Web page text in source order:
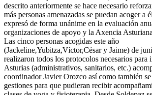
descrito anteriormente se hace necesario
más personas amenazadas se puedan acoger a
expresó de forma unánime en la evaluación
organizaciones de apoyo y la Axencia
Las cinco personas acogidas este año
(Jackeline,Yubitza,Víctor,César y Jaime) de
realizaron todos los protocolos necesarios para
Asturias (administrativos, sanitarios, etc.)
coordinador Javier Orozco así como también
gestiones para que pudieran recibir